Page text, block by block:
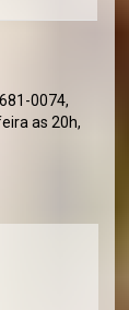
0074,
as 20h,